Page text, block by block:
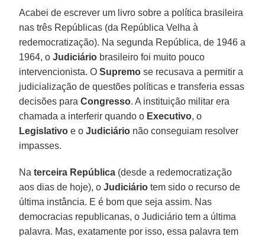
Acabei de escrever um livro sobre a política brasileira
nas três Repúblicas (da República Velha à
redemocratização). Na segunda República, de 1946 a
1964, oJudiciário brasileiro foi muito pouco
intervencionista. OSupremo se recusava a permitir a
judicialização de questões políticas e transferia essas
decisões paraCongresso. A instituição militar era
chamada a interferir quando o Executivo, o
Legislativo e oJudiciário não conseguiam resolver
impasses.
Na terceira República (desde a redemocratização
aos dias de hoje), oJudiciário tem sido o recurso de
última instância. E é bom que seja assim. Nas
democracias republicanas, o Judiciário tem a última
palavra. Mas, exatamente por isso, essa palavra tem